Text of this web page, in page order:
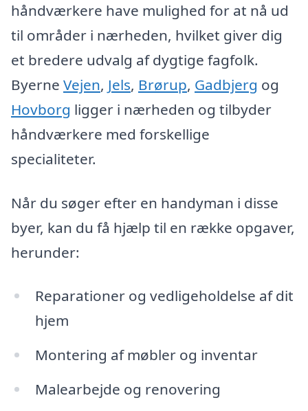
håndværkere have mulighed for at nå ud
til områder i nærheden, hvilket giver dig
et bredere udvalg af dygtige fagfolk.
Byerne Vejen, Jels, Brørup, Gadbjerg og
Hovborg ligger i nærheden og tilbyder
håndværkere med forskellige
specialiteter.
Når du søger efter en handyman i disse
byer, kan du få hjælp til en række opgaver,
herunder:
Reparationer og vedligeholdelse af dit
hjem
Montering af møbler og inventar
Malearbejde og renovering